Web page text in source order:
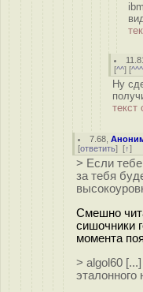
[^^] [^^^
Ну
текст
7.68 ,
[ответить] [↑]
> Если
за тебя
Смешно
сишочники
момента
> algol60
эталонного